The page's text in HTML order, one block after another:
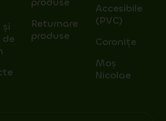
Returnare
produse
Accesibile
(PVC)
Coronițe
Moș
Nicolae